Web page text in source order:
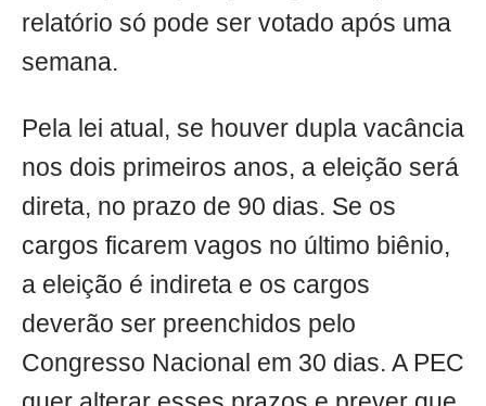
relatório só pode ser votado após uma
semana.
Pela lei atual, se houver dupla vacância
nos dois primeiros anos, a eleição será
direta, no prazo de 90 dias. Se os
cargos ficarem vagos no último biênio,
a eleição é indireta e os cargos
deverão ser preenchidos pelo
Congresso Nacional em 30 dias. A PEC